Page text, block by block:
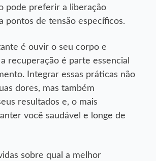
pode preferir a liberação
pontos de tensão específicos.
é ouvir o seu corpo e
recuperação é parte essencial
Integrar essas práticas não
dores, mas também
resultados e, o mais
você saudável e longe de
sobre qual a melhor